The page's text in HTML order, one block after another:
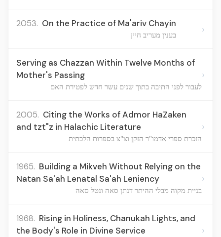
2053. On the Practice of Ma'ariv Chayin
בענין מעריב חיין ›
Serving as Chazzan Within Twelve Months of
Mother's Passing
לעבור לפני התיבה בתוך שנים עשר חדש לפטירת האם
›
2005. Citing the Works of Admor HaZaken
and tzt"z in Halachic Literature
הזכרת ספרי אדמו"ר הזקן וצ"צ בספרות הלכתית
›
1965. Building a Mikveh Without Relying on the
Natan Sa'ah Lenatal Sa'ah Leniency
בניית מקוה מבלי ההיתר דנתן סאה ונטל סאה
›
1968. Rising in Holiness, Chanukah Lights, and
the Body's Role in Divine Service
›